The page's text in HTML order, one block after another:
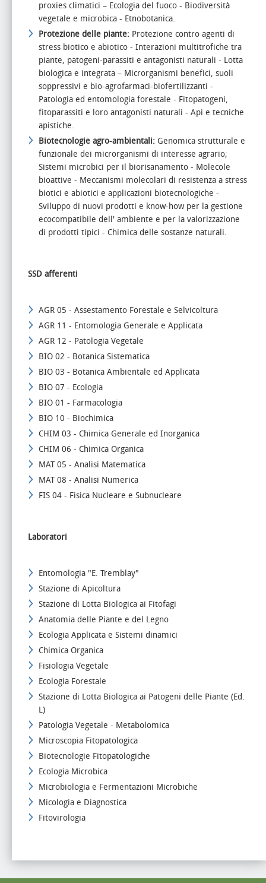
proxies climatici – Ecologia del fuoco - Biodiversità
vegetale e microbica - Etnobotanica.
Protezione delle piante: Protezione contro agenti di
stress biotico e abiotico - Interazioni multitrofiche tra
piante, patogeni-parassiti e antagonisti naturali - Lotta
biologica e integrata – Microrganismi benefici, suoli
soppressivi e bio-agrofarmaci-biofertilizzanti -
Patologia ed entomologia forestale - Fitopatogeni,
fitoparassiti e loro antagonisti naturali - Api e tecniche
apistiche.
Biotecnologie agro-ambientali: Genomica strutturale e
funzionale dei microrganismi di interesse agrario;
Sistemi microbici per il biorisanamento - Molecole
bioattive - Meccanismi molecolari di resistenza a stress
biotici e abiotici e applicazioni biotecnologiche -
Sviluppo di nuovi prodotti e know-how per la gestione
ecocompatibile dell' ambiente e per la valorizzazione
di prodotti tipici - Chimica delle sostanze naturali.
SSD afferenti
AGR 05 - Assestamento Forestale e Selvicoltura
AGR 11 - Entomologia Generale e Applicata
AGR 12 - Patologia Vegetale
BIO 02 - Botanica Sistematica
BIO 03 - Botanica Ambientale ed Applicata
BIO 07 - Ecologia
BIO 01 - Farmacologia
BIO 10 - Biochimica
CHIM 03 - Chimica Generale ed Inorganica
CHIM 06 - Chimica Organica
MAT 05 - Analisi Matematica
MAT 08 - Analisi Numerica
FIS 04 - Fisica Nucleare e Subnucleare
Laboratori
Entomologia "E. Tremblay"
Stazione di Apicoltura
Stazione di Lotta Biologica ai Fitofagi
Anatomia delle Piante e del Legno
Ecologia Applicata e Sistemi dinamici
Chimica Organica
Fisiologia Vegetale
Ecologia Forestale
Stazione di Lotta Biologica ai Patogeni delle Piante (Ed.
L)
Patologia Vegetale - Metabolomica
Microscopia Fitopatologica
Biotecnologie Fitopatologiche
Ecologia Microbica
Microbiologia e Fermentazioni Microbiche
Micologia e Diagnostica
Fitovirologia